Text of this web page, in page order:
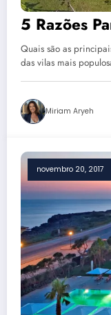
5 Razões
Quais são as
das vilas mais
Miriam Aryeh
novembro 20, 2017